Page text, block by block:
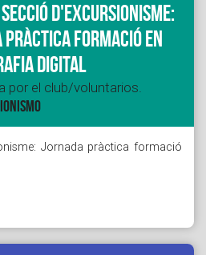
d'Excursionisme:
pràctica formació en
digital
por el club/voluntarios.
Jornada pràctica formació